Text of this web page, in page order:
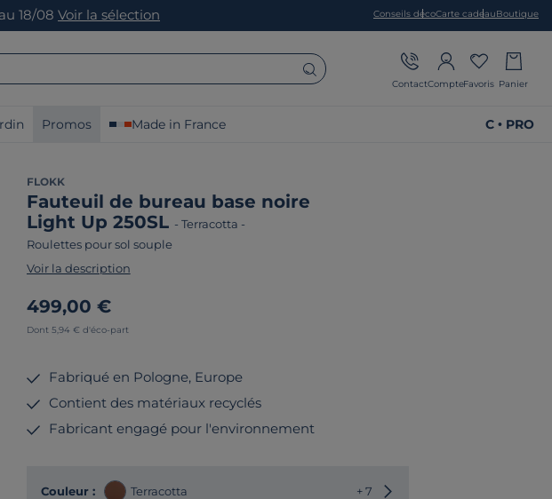
18/08 Voir la sélection Conseils décoCarte cadeauBoutique
ContactCompteFavoris Panier
Promos Made in France C • PRO
FLOKK
Fauteuil de bureau base noire
Light Up 250SL - Terracotta -
Roulettes pour sol souple
Voir la description
499,00 €
Dont 5,94 € d'éco-part
Fabriqué en Pologne, Europe
Contient des matériaux recyclés
Fabricant engagé pour l'environnement
Couleur : Terracotta + 7 Choisir une autre couleur